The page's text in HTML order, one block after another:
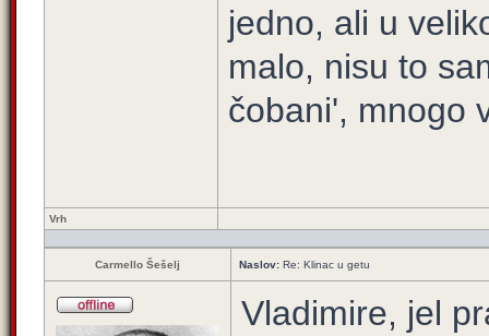
jedno, ali u
malo, nisu to
čobani', mnogo
Vrh
Carmello Šešelj Naslov: Re: Klinac u getu
Vladimire, jel